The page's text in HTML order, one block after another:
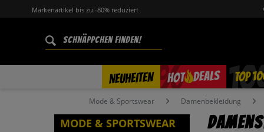
Markenartikel bis zu -80% reduziert
NEUHEITEN HOT DEALS
% TOP
Mode & Sportswear Damenbekleidung
MODE & SPORTSWEAR